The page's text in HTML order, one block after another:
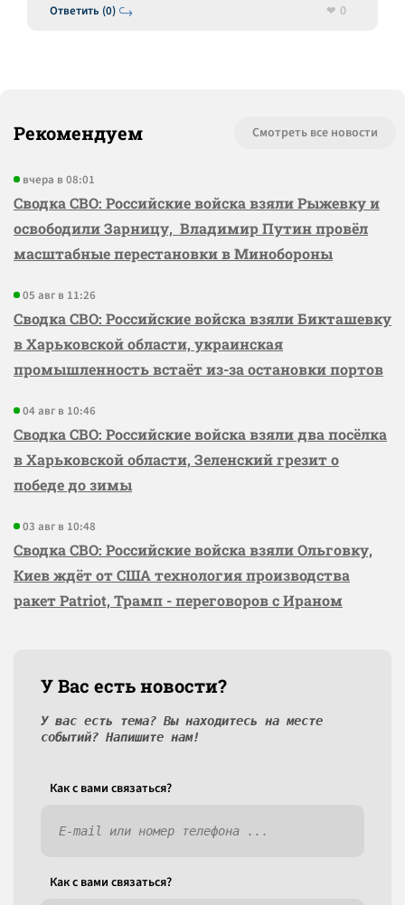
Ответить (0)
0
Рекомендуем Смотреть все новости
вчера в 08:01
Сводка СВО: Российские войска взяли Рыжевку и
освободили Зарницу, Владимир Путин провёл
масштабные перестановки в Минобороны
05 авг в 11:26
Сводка СВО: Российские войска взяли Бикташевку
в Харьковской области, украинская
промышленность встаёт из-за остановки портов
04 авг в 10:46
Сводка СВО: Российские войска взяли два посёлка
в Харьковской области, Зеленский грезит о
победе до зимы
03 авг в 10:48
Сводка СВО: Российские войска взяли Ольговку,
Киев ждёт от США технология производства
ракет Patriot, Трамп - переговоров с Ираном
У Вас есть новости?
У вас есть тема? Вы находитесь на месте
событий? Напишите нам!
Как c вами связаться?
Как c вами связаться?